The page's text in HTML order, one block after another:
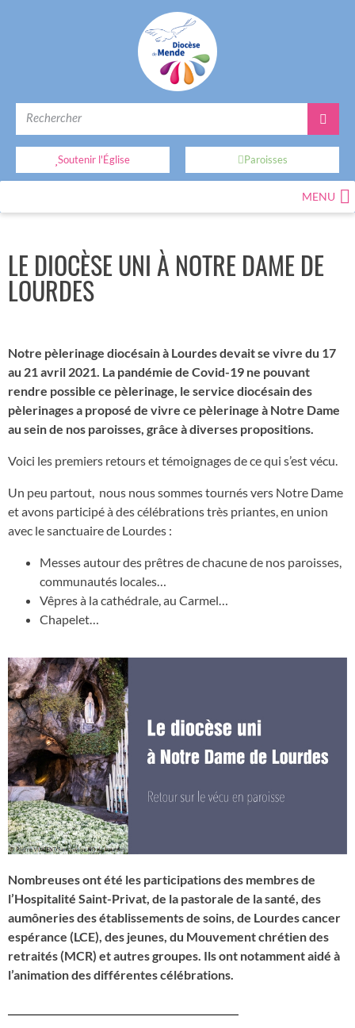
Soutenir l'Église Paroisses
MENU
LE DIOCÈSE UNI À NOTRE DAME DE
LOURDES
Notre pèlerinage diocésain à Lourdes devait se vivre du 17
au 21 avril 2021. La pandémie de Covid-19 ne pouvant
rendre possible ce pèlerinage, le service diocésain des
pèlerinages a proposé de vivre ce pèlerinage à Notre Dame
au sein de nos paroisses, grâce à diverses propositions.
Voici les premiers retours et témoignages de ce qui s’est vécu.
Un peu partout, nous nous sommes tournés vers Notre Dame
et avons participé à des célébrations très priantes, en union
avec le sanctuaire de Lourdes :
Messes autour des prêtres de chacune de nos paroisses,
communautés locales…
Vêpres à la cathédrale, au Carmel…
Chapelet…
Nombreuses ont été les participations des membres de
l’Hospitalité Saint-Privat, de la pastorale de la santé, des
aumôneries des établissements de soins, de Lourdes cancer
espérance (LCE), des jeunes, du Mouvement chrétien des
retraités (MCR) et autres groupes. Ils ont notamment aidé à
l’animation des différentes célébrations.